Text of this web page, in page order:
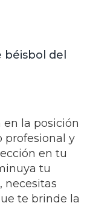
del
la posición
profesional y
en tu
tu
necesitas
te brinde la